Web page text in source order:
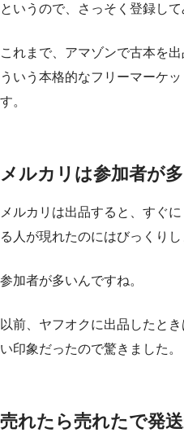
というので、さっそく登録して
これまで、アマゾンで古本を
ういう本格的なフリーマーケ
す。
メルカリは参加者が多
メルカリは出品すると、すぐ
る人が現れたのにはびっくりし
参加者が多いんですね。
以前、ヤフオクに出品したと
い印象だったので驚きました。
売れたら売れたで発